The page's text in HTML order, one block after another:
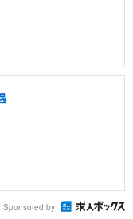
Sponsored by